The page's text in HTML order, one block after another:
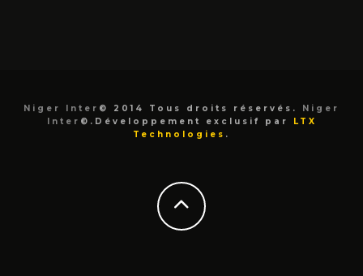
Niger Inter © 2014 Tous droits réservés.
Niger
Inter ©.Développement exclusif par
LTX
Technologies .